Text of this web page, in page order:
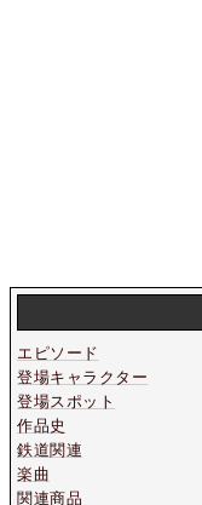
エピソード
登場キャラクター
登場スポット
作品史
鉄道関連
楽曲
関連商品